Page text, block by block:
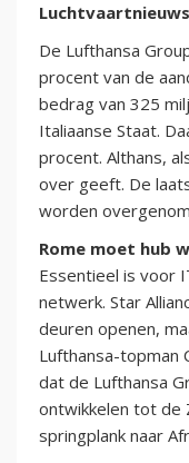
De Lufthansa
procent van de
bedrag van 325
Italiaanse Staat.
procent. Althans,
over geeft. De
worden
Rome moet hub
Essentieel is voor
netwerk. Star
deuren openen,
Lufthansa-topman
dat de Lufthansa
ontwikkelen tot de
springplank naar